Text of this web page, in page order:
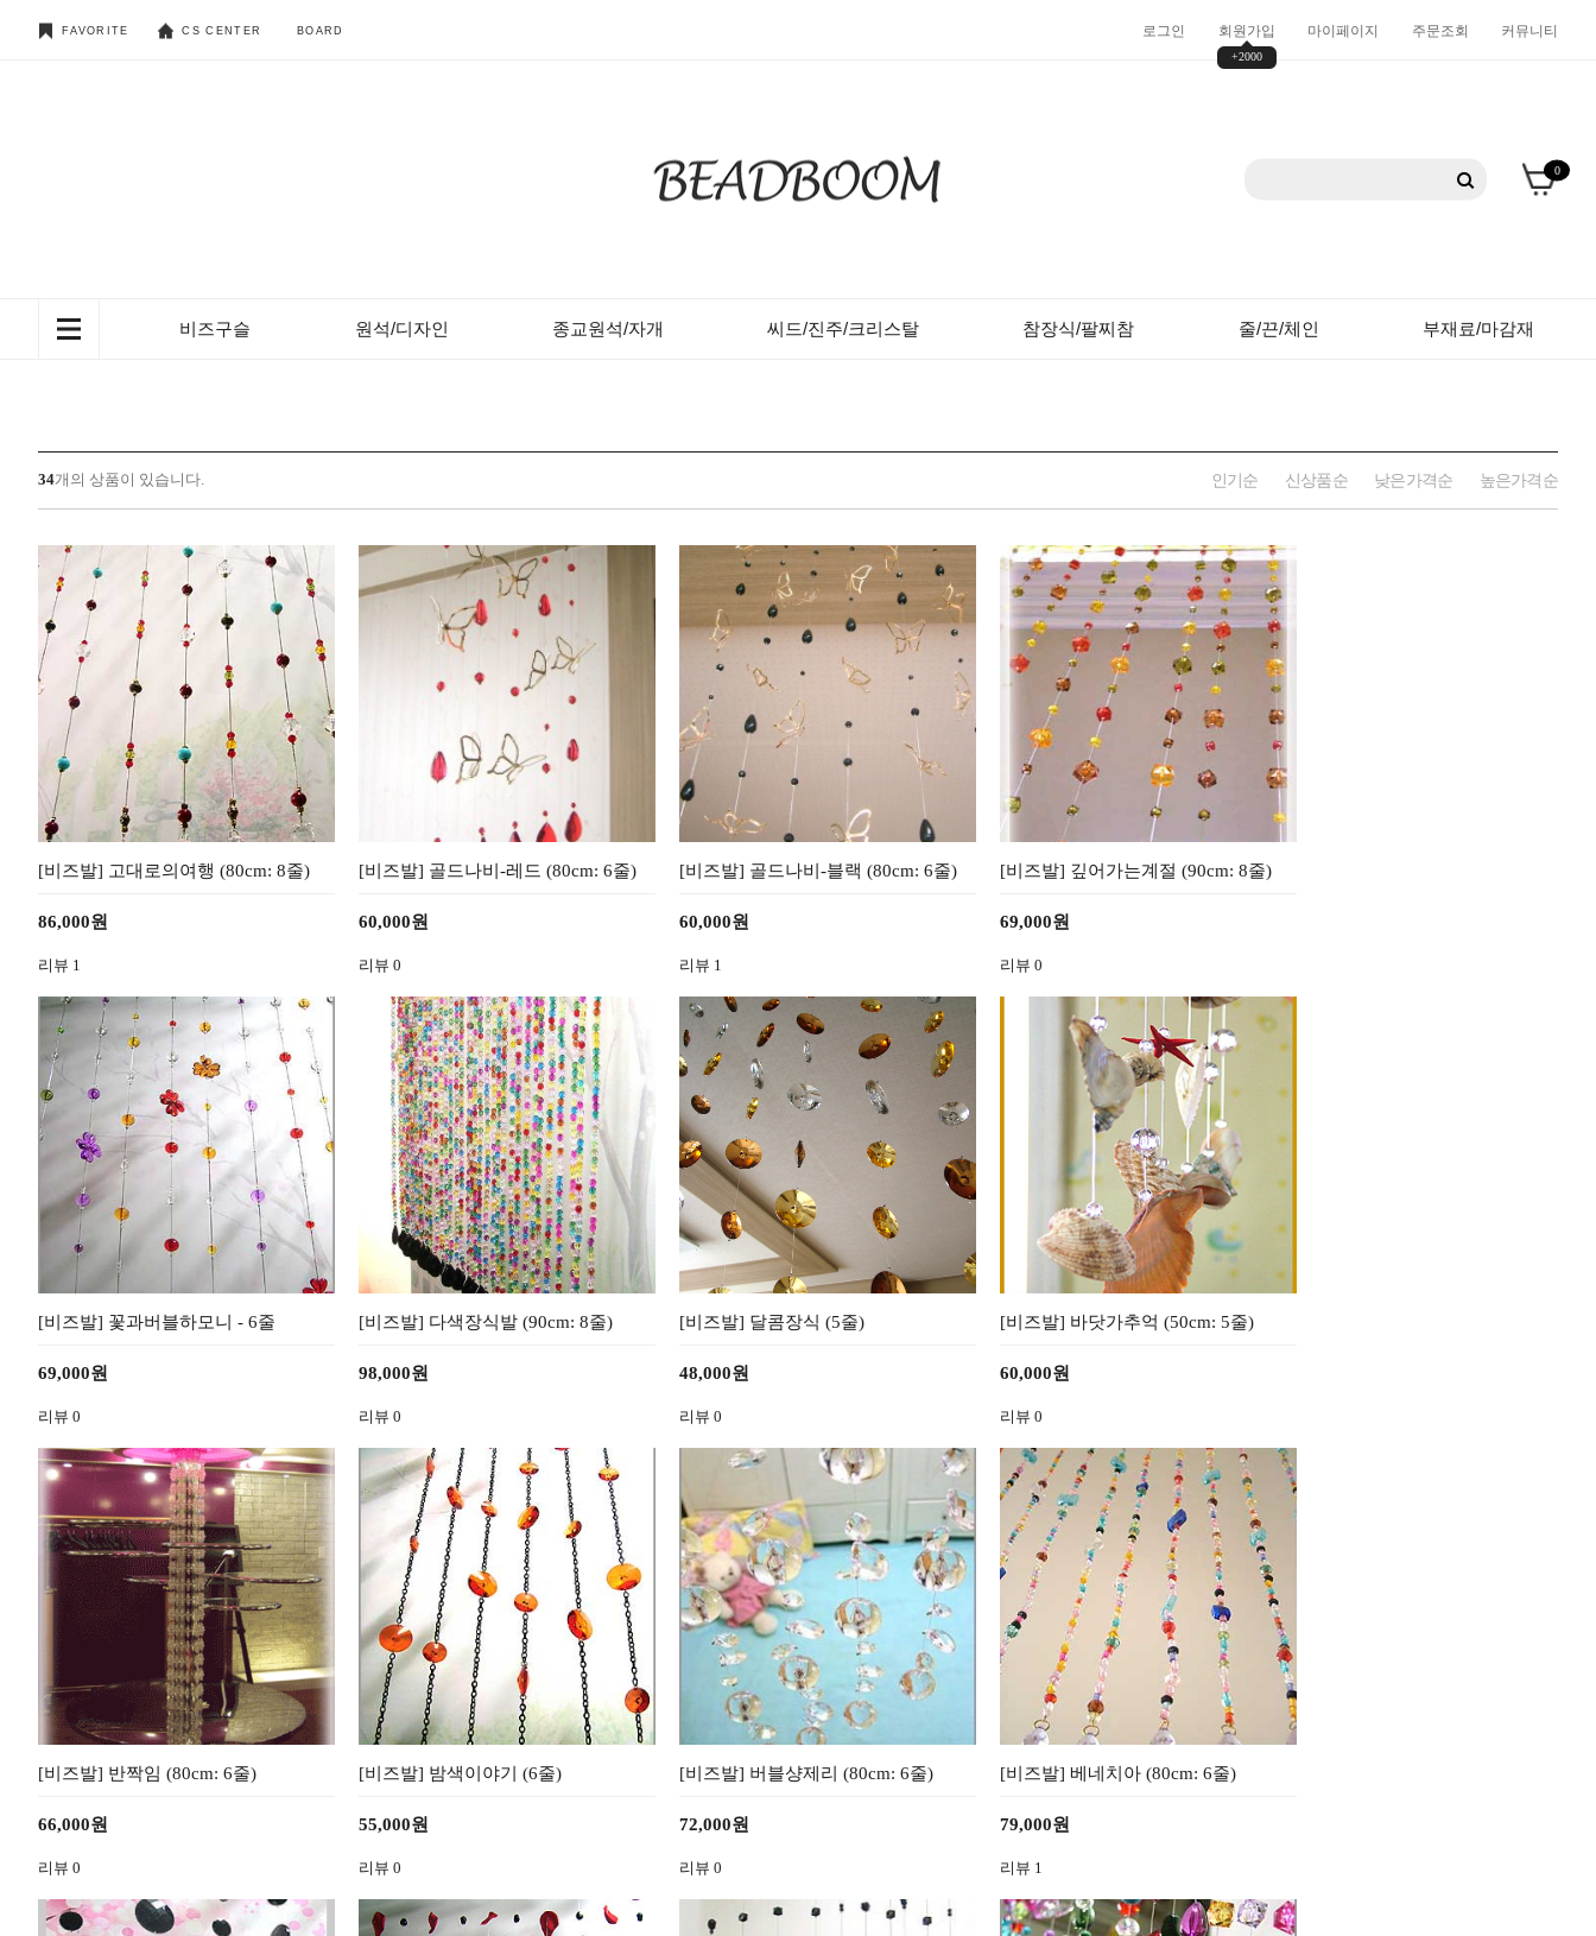
FAVORITE CS CENTER BOARD 로그인 회원가입
+2000
마이페이지 주문조회 커뮤니티
0
비즈구슬 원석/디자인 종교원석/자개 씨드/진주/크리스탈 참장식/팔찌참 줄/끈/체인 부재료/마감재
34개의 상품이 있습니다. 인기순 신상품순 낮은가격순 높은가격순
[비즈발] 고대로의여행 (80cm: 8줄)
86,000원
리뷰 1
[비즈발] 골드나비-레드 (80cm: 6줄)
60,000원
리뷰 0
[비즈발] 골드나비-블랙 (80cm: 6줄)
60,000원
리뷰 1
[비즈발] 깊어가는계절 (90cm: 8줄)
69,000원
리뷰 0
[비즈발] 꽃과버블하모니 - 6줄
69,000원
리뷰 0
[비즈발] 다색장식발 (90cm: 8줄)
98,000원
리뷰 0
[비즈발] 달콤장식 (5줄)
48,000원
리뷰 0
[비즈발] 바닷가추억 (50cm: 5줄)
60,000원
리뷰 0
[비즈발] 반짝임 (80cm: 6줄)
66,000원
리뷰 0
[비즈발] 밤색이야기 (6줄)
55,000원
리뷰 0
[비즈발] 버블샹제리 (80cm: 6줄)
72,000원
리뷰 0
[비즈발] 베네치아 (80cm: 6줄)
79,000원
리뷰 1